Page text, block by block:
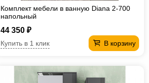
Комплект мебели в ванную Diana 2-700
напольный
44 350 ₽
В корзину
Купить в 1 клик